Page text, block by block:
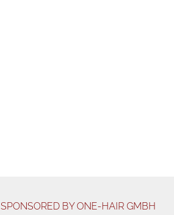
SPONSORED BY ONE-HAIR GMBH